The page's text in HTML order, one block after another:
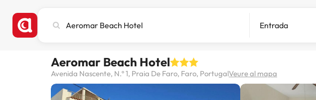
ciutat,
destinació
Entrada
Aeromar Beach Hotel
Avenida Nascente, N.º 1, Praia De Faro, Faro, PortugalVeure al mapa